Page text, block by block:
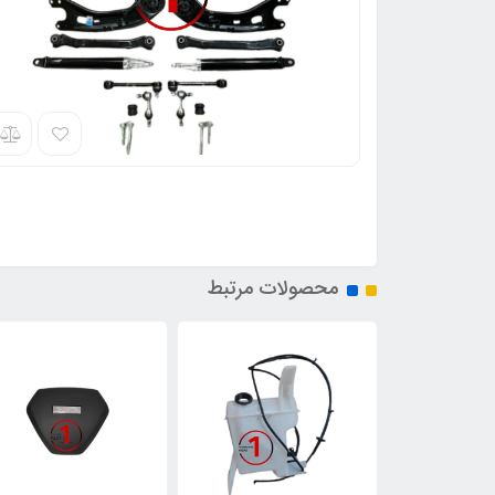
محصولات مرتبط